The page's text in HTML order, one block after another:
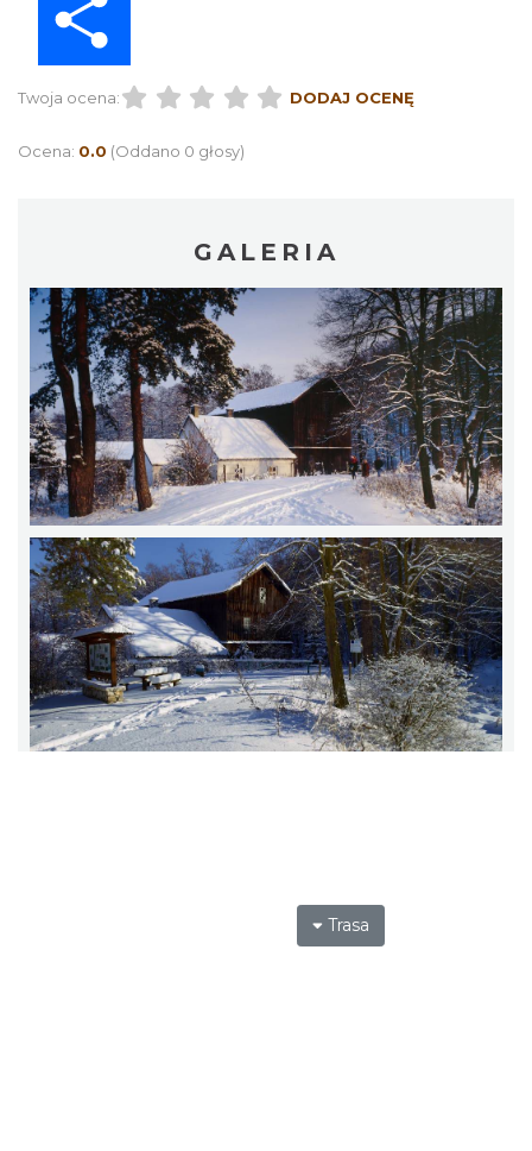
Twoja ocena: DODAJ OCENĘ
Ocena: 0.0 (Oddano 0 głosy)
GALERIA
Trasa